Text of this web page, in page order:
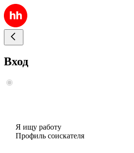
Вход
Я ищу работу
Профиль соискателя